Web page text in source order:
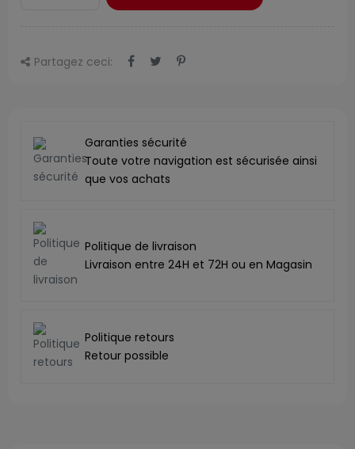
Partagez ceci:
Garanties sécurité
Toute votre navigation est sécurisée ainsi
que vos achats
Politique de livraison
Livraison entre 24H et 72H ou en Magasin
Politique retours
Retour possible